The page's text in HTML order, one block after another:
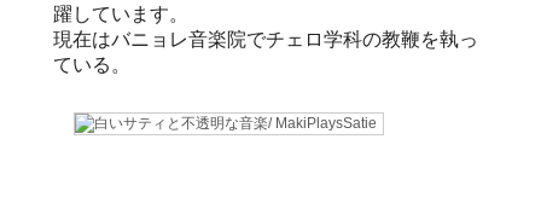
躍しています。
現在はバニョレ音楽院でチェロ学科の教鞭を執っ
ている。